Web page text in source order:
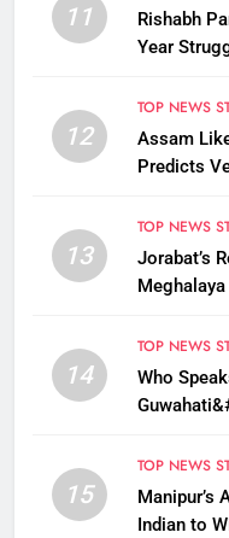
11
Rishabh
Year
12
TOP NEWS
Assam
Predicts
13
TOP NEWS
Jorabat’s
14
TOP NEWS
Who
15
TOP NEWS
Manipur’s
Indian to